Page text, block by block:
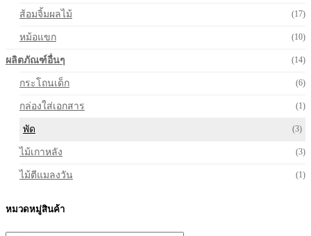
ส้อมจิ้มผลไม้ (17)
หม้อแขก (10)
ผลิตภัณฑ์อื่นๆ (14)
กระโถนเด็ก (6)
กล่องใส่เอกสาร (1)
พัด (3)
ไม้เกาหลัง (3)
ไม้ตีแมลงวัน (1)
หมวดหมู่สินค้า